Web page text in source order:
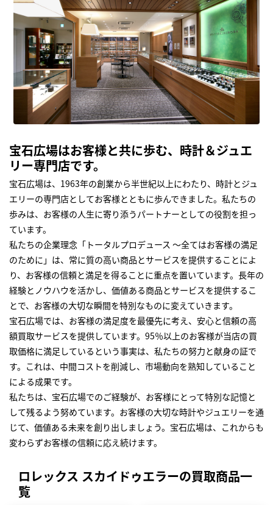
宝石広場はお客様と共に歩む、時計＆ジュエ
リー専門店です。
宝石広場は、1963年の創業から半世紀以上にわたり、時計とジュ
エリーの専門店としてお客様とともに歩んできました。私たちの
歩みは、お客様の人生に寄り添うパートナーとしての役割を担っ
ています。
私たちの企業理念「トータルプロデュース ～全てはお客様の満足
のために」は、常に質の高い商品とサービスを提供することによ
り、お客様の信頼と満足を得ることに重点を置いています。長年の
経験とノウハウを活かし、価値ある商品とサービスを提供するこ
とで、お客様の大切な瞬間を特別なものに変えていきます。
宝石広場では、お客様の満足度を最優先に考え、安心と信頼の高
額買取サービスを提供しています。95％以上のお客様が当店の買
取価格に満足しているという事実は、私たちの努力と献身の証で
す。これは、中間コストを削減し、市場動向を熟知していること
による成果です。
私たちは、宝石広場でのご経験が、お客様にとって特別な記憶と
して残るよう努めています。お客様の大切な時計やジュエリーを通
じて、価値ある未来を創り出しましょう。宝石広場は、これからも
変わらずお客様の信頼に応え続けます。
ロレックス スカイドゥエラーの買取商品一
覧